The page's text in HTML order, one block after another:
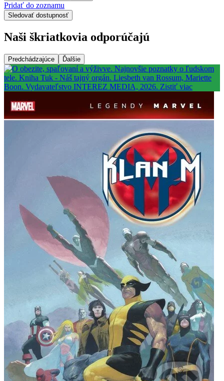
Pridať do zoznamu
Sledovať dostupnosť
Naši škriatkovia odporúčajú
Predchádzajúce Ďalšie